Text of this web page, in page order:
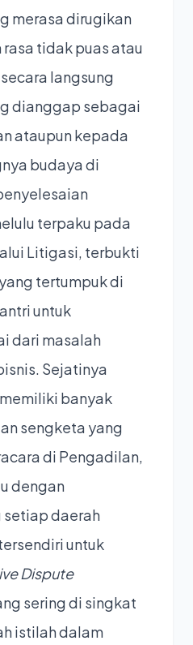
merasa dirugikan
tidak puas atau
langsung
dianggap sebagai
ataupun kepada
budaya di
terpaku pada
Litigasi, terbukti
tertumpuk di
untuk
dari masalah
Sejatinya
banyak
sengketa yang
di Pengadilan,
dengan
setiap daerah
untuk
Dispute
sering di singkat
istilah dalam